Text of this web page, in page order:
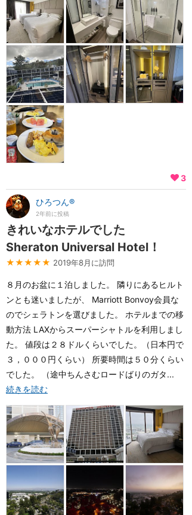
3
ひろつん®
2年前に投稿
きれいなホテルでした
Sheraton Universal Hotel！
★★★★★ 2019年8月に訪問
８月のお盆に１泊しました。 隣りにあるヒルト
ンとも迷いましたが、 Marriott Bonvoy会員な
のでシェラトンを選びました。 ホテルまでの移
動方法 LAXからスーパーシャトルを利用しまし
た。 値段は２８ドルくらいでした。（日本円で
３，０００円くらい） 所要時間は５０分くらい
でした。 （途中ちんさむロードばりのガタ...
続きを読む